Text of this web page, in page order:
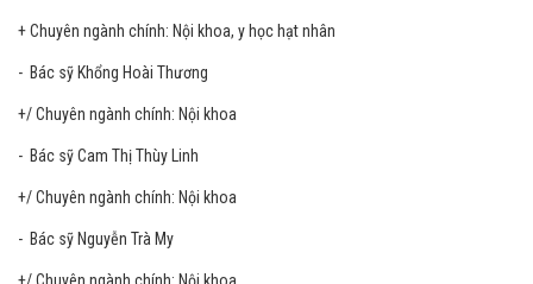
+ Chuyên ngành chính: Nội khoa, y học hạt nhân
- Bác sỹ Khổng Hoài Thương
+/ Chuyên ngành chính: Nội khoa
- Bác sỹ Cam Thị Thùy Linh
+/ Chuyên ngành chính: Nội khoa
- Bác sỹ Nguyễn Trà My
+/ Chuyên ngành chính: Nội khoa